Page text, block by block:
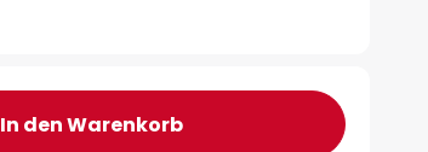
In den Warenkorb